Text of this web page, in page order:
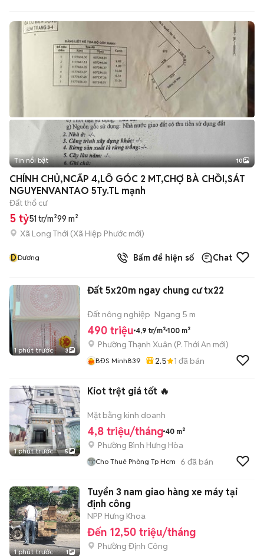
+2
Tin nổi bật 10
CHÍNH CHỦ,NCẤP 4,LÔ GÓC 2 MT,CHỢ BÀ CHỒI,SÁT
NGUYENVANTAO 5Ty.TL mạnh
Đất thổ cư
5 tỷ51 tr/m²99 m²
Xã Long Thới (Xã Hiệp Phước mới)
DDương Bấm để hiện số Chat
1 phút trước 3
Đất 5x20m ngay chung cư tx22
Đất nông nghiệp Ngang 5 m
490 triệu 4,9 tr/m² 100 m²
Phường Thạnh Xuân (P. Thới An mới)
BĐS Minh839 2.5 1 đã bán
1 phút trước 5
Kiot trệt giá tốt 🔥
Mặt bằng kinh doanh
4,8 triệu/tháng 40 m²
Phường Bình Hưng Hòa
Cho Thuê Phòng Tp Hcm 6 đã bán
1 phút trước 1
Tuyển 3 nam giao hàng xe máy tại
định công
NPP Hưng Khoa
Đến 12,50 triệu/tháng
Phường Định Công